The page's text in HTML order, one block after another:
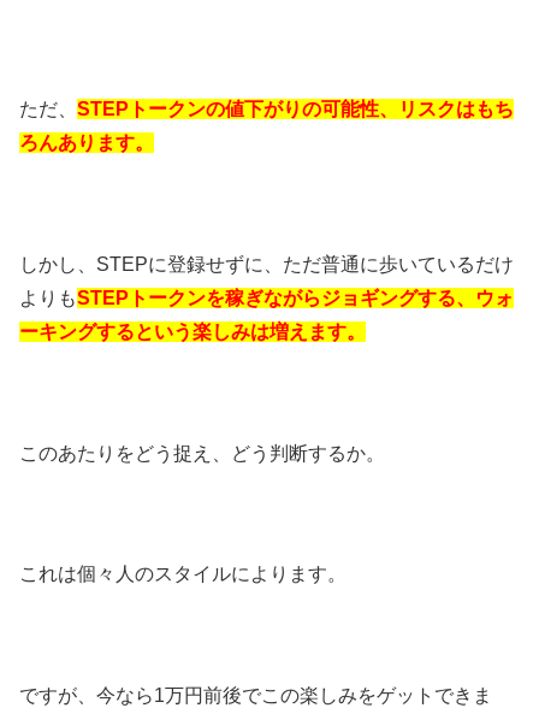
ただ、 STEPトークンの値下がりの可能性、リスクはもち
ろんあります。
しかし、STEPに登録せずに、ただ普通に歩いているだけ
よりもSTEPトークンを稼ぎながらジョギングする、ウォ
ーキングするという楽しみは増えます。
このあたりをどう捉え、どう判断するか。
これは個々人のスタイルによります。
ですが、今なら1万円前後でこの楽しみをゲットできま